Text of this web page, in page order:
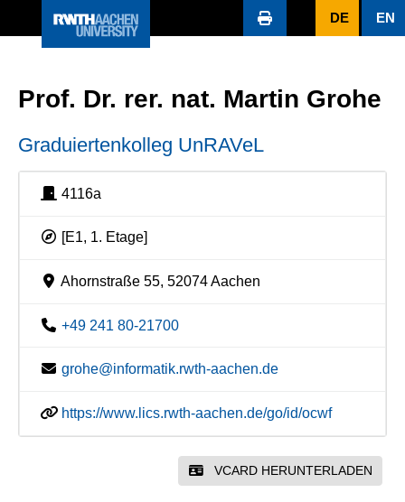
DE EN
Prof. Dr. rer. nat. Martin Grohe
Graduiertenkolleg UnRAVeL
4116a
[E1, 1. Etage]
Ahornstraße 55, 52074 Aachen
+49 241 80-21700
grohe@informatik.rwth-aachen.de
https://www.lics.rwth-aachen.de/go/id/ocwf
VCARD HERUNTERLADEN